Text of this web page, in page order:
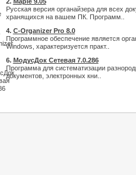
Русская версия органайзера для всех
хранящихся на вашем ПК. Программ..
4. C-Organizer Pro 8.0
Программное обеспечение является
Windows, характеризуется практ..
6. МодусДок Сетевая 7.0.286
Программа для систематизации
документов, электронных кни..